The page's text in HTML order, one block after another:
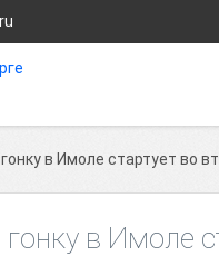
в Имоле стартует во
в Имоле